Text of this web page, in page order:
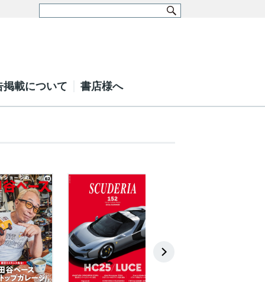
掲載について 書店様へ